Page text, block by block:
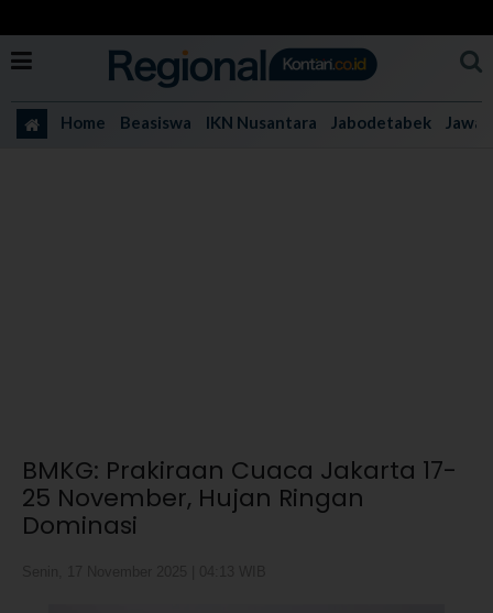
Home Beasiswa IKN Nusantara Jabodetabek Jawa
BMKG: Prakiraan Cuaca Jakarta 17-
25 November, Hujan Ringan
Dominasi